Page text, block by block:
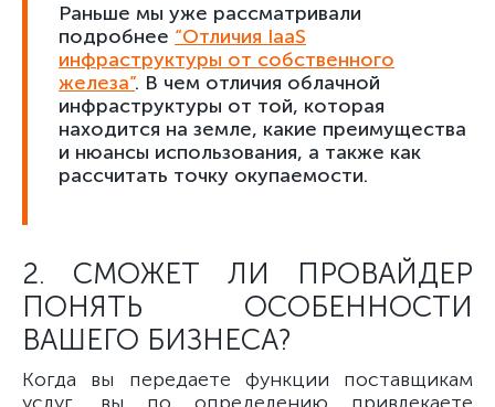
Раньше мы уже рассматривали
подробнее “Отличия IaaS
инфраструктуры от собственного
железа”. В чем отличия облачной
инфраструктуры от той, которая
находится на земле, какие преимущества
и нюансы использования, а также как
рассчитать точку окупаемости.
2. СМОЖЕТ ЛИ ПРОВАЙДЕР
ПОНЯТЬ ОСОБЕННОСТИ
ВАШЕГО БИЗНЕСА?
Когда вы передаете функции поставщикам